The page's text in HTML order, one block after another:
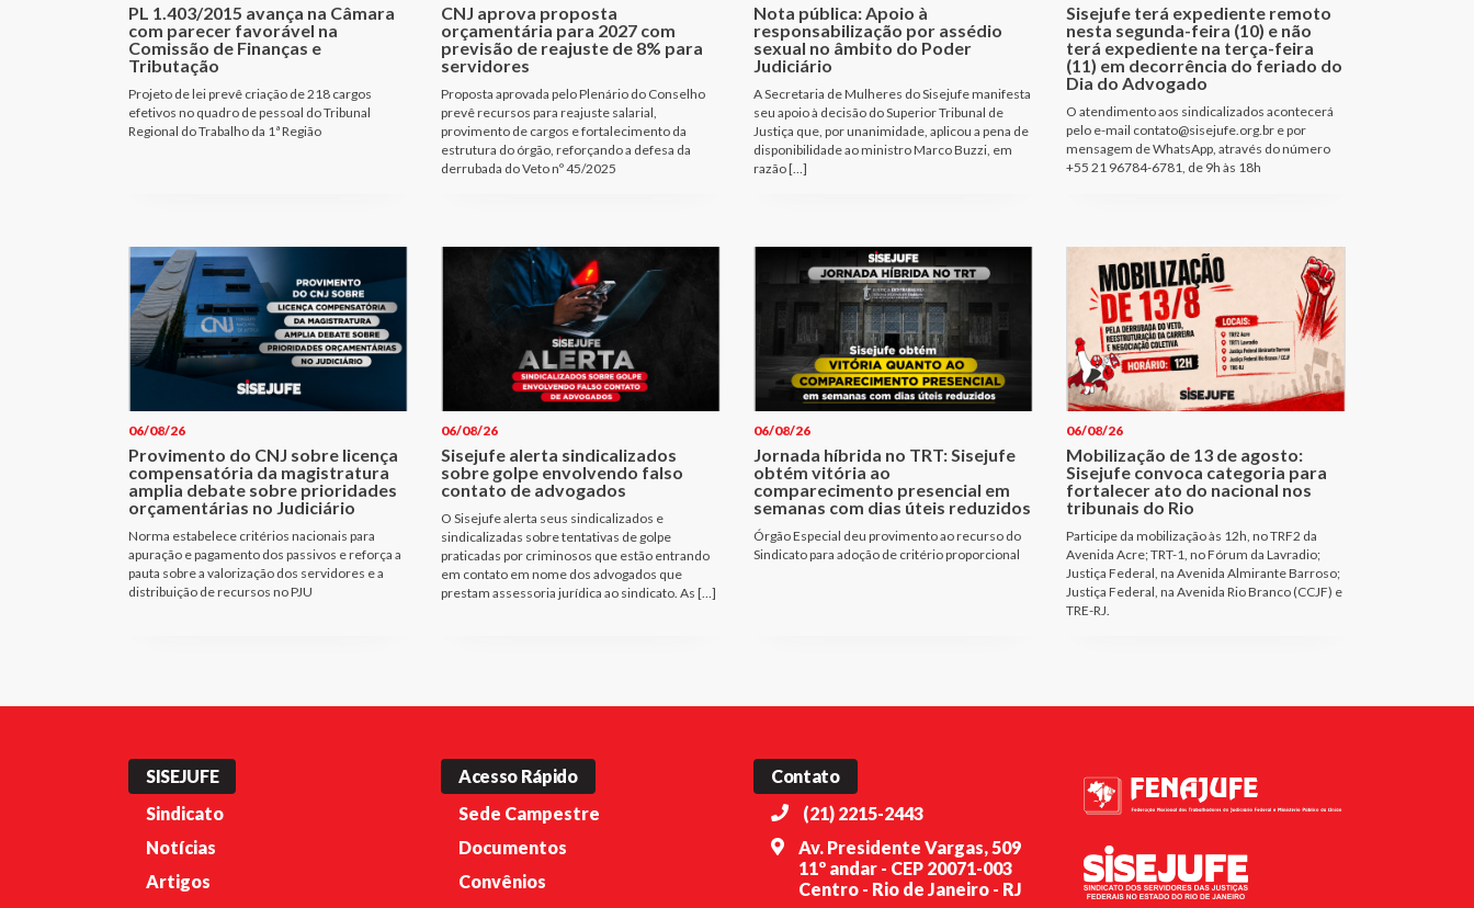
PL 1.403/2015 avança na Câmara
com parecer favorável na
Comissão de Finanças e
Tributação
Projeto de lei prevê criação de 218 cargos
efetivos no quadro de pessoal do Tribunal
Regional do Trabalho da 1ª Região
CNJ aprova proposta
orçamentária para 2027 com
previsão de reajuste de 8% para
servidores
Proposta aprovada pelo Plenário do Conselho
prevê recursos para reajuste salarial,
provimento de cargos e fortalecimento da
estrutura do órgão, reforçando a defesa da
derrubada do Veto nº 45/2025
Nota pública: Apoio à
responsabilização por assédio
sexual no âmbito do Poder
Judiciário
A Secretaria de Mulheres do Sisejufe manifesta
seu apoio à decisão do Superior Tribunal de
Justiça que, por unanimidade, aplicou a pena de
disponibilidade ao ministro Marco Buzzi, em
razão […]
Sisejufe terá expediente remoto
nesta segunda-feira (10) e não
terá expediente na terça-feira
(11) em decorrência do feriado do
Dia do Advogado
O atendimento aos sindicalizados acontecerá
pelo e-mail contato@sisejufe.org.br e por
mensagem de WhatsApp, através do número
+55 21 96784-6781, de 9h às 18h
06/08/26
Provimento do CNJ sobre licença
compensatória da magistratura
amplia debate sobre prioridades
orçamentárias no Judiciário
Norma estabelece critérios nacionais para
apuração e pagamento dos passivos e reforça a
pauta sobre a valorização dos servidores e a
distribuição de recursos no PJU
06/08/26
Sisejufe alerta sindicalizados
sobre golpe envolvendo falso
contato de advogados
O Sisejufe alerta seus sindicalizados e
sindicalizadas sobre tentativas de golpe
praticadas por criminosos que estão entrando
em contato em nome dos advogados que
prestam assessoria jurídica ao sindicato. As […]
06/08/26
Jornada híbrida no TRT: Sisejufe
obtém vitória ao
comparecimento presencial em
semanas com dias úteis reduzidos
Órgão Especial deu provimento ao recurso do
Sindicato para adoção de critério proporcional
06/08/26
Mobilização de 13 de agosto:
Sisejufe convoca categoria para
fortalecer ato do nacional nos
tribunais do Rio
Participe da mobilização às 12h, no TRF2 da
Avenida Acre; TRT-1, no Fórum da Lavradio;
Justiça Federal, na Avenida Almirante Barroso;
Justiça Federal, na Avenida Rio Branco (CCJF) e
TRE-RJ.
SISEJUFE
Sindicato
Notícias
Artigos
Acesso Rápido
Sede Campestre
Documentos
Convênios
Contato
(21) 2215-2443
Av. Presidente Vargas, 509
11º andar - CEP 20071-003
Centro - Rio de Janeiro - RJ